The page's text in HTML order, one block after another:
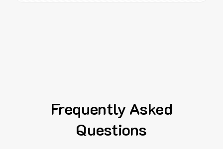
Frequently Asked
Questions